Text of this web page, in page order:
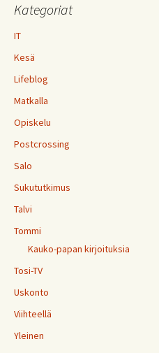
Kategoriat
IT
Kesä
Lifeblog
Matkalla
Opiskelu
Postcrossing
Salo
Sukututkimus
Talvi
Tommi
Kauko-papan kirjoituksia
Tosi-TV
Uskonto
Viihteellä
Yleinen